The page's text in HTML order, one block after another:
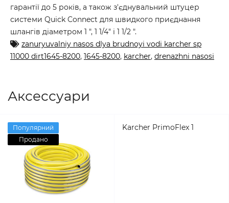
гарантії до 5 років, а також з'єднувальний штуцер
системи Quick Connect для швидкого приєднання
шлангів діаметром 1 ", 1 1/4" і 1 1/2 ".
zanuryuvalniy nasos dlya brudnoyi vodi karcher sp
11000 dirt1645-8200, 1645-8200, karcher, drenazhni nasosi
Аксессуари
Популярний
Продано
Karcher PrimoFlex 1